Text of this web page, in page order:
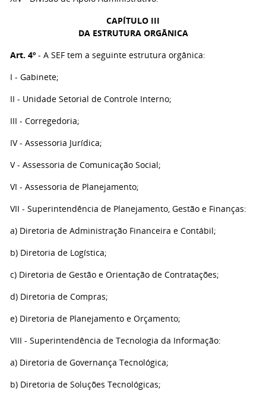
CAPÍTULO III
DA ESTRUTURA ORGÂNICA
Art. 4º - A SEF tem a seguinte estrutura orgânica:
I - Gabinete;
II - Unidade Setorial de Controle Interno;
III - Corregedoria;
IV - Assessoria Jurídica;
V - Assessoria de Comunicação Social;
VI - Assessoria de Planejamento;
VII - Superintendência de Planejamento, Gestão e Finanças:
a) Diretoria de Administração Financeira e Contábil;
b) Diretoria de Logística;
c) Diretoria de Gestão e Orientação de Contratações;
d) Diretoria de Compras;
e) Diretoria de Planejamento e Orçamento;
VIII - Superintendência de Tecnologia da Informação:
a) Diretoria de Governança Tecnológica;
b) Diretoria de Soluções Tecnológicas;